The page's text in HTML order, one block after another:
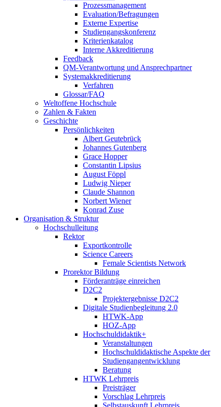
Prozessmanagement
Evaluation/Befragungen
Externe Expertise
Studiengangskonferenz
Kriterienkatalog
Interne Akkreditierung
Feedback
QM-Verantwortung und Ansprechpartner
Systemakkreditierung
Verfahren
Glossar/FAQ
Weltoffene Hochschule
Zahlen & Fakten
Geschichte
Persönlichkeiten
Albert Geutebrück
Johannes Gutenberg
Grace Hopper
Constantin Lipsius
August Föppl
Ludwig Nieper
Claude Shannon
Norbert Wiener
Konrad Zuse
Organisation & Struktur
Hochschulleitung
Rektor
Exportkontrolle
Science Careers
Female Scientists Network
Prorektor Bildung
Förderanträge einreichen
D2C2
Projektergebnisse D2C2
Digitale Studienbegleitung 2.0
HTWK-App
HOZ-App
Hochschuldidaktik+
Veranstaltungen
Hochschuldidaktische Aspekte der
Studiengangentwicklung
Beratung
HTWK Lehrpreis
Preisträger
Vorschlag Lehrpreis
Selbstauskunft Lehrpreis